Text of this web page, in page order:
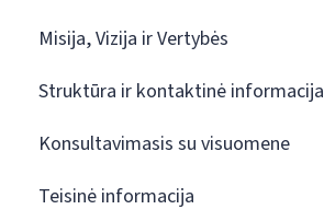
Misija, Vizija ir Vertybės
Struktūra ir kontaktinė informacija
Konsultavimasis su visuomene
Teisinė informacija